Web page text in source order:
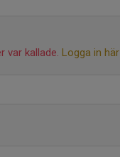
var kallade. Logga in här